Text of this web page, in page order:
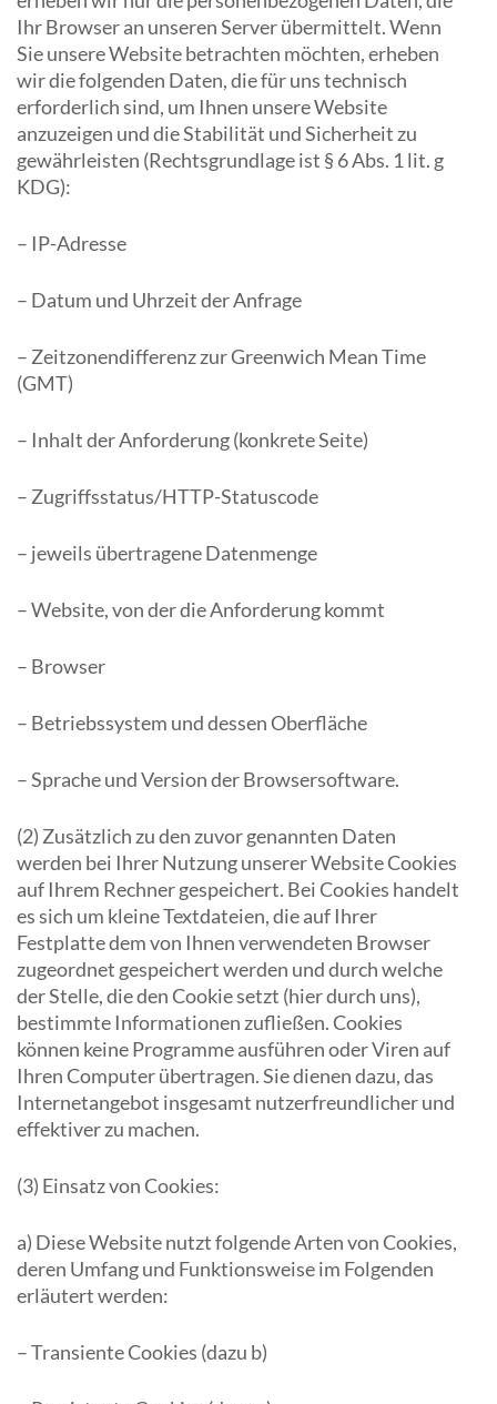
Ihr Browser an unseren Server übermittelt. Wenn
Sie unsere Website betrachten möchten, erheben
wir die folgenden Daten, die für uns technisch
erforderlich sind, um Ihnen unsere Website
anzuzeigen und die Stabilität und Sicherheit zu
gewährleisten (Rechtsgrundlage ist § 6 Abs. 1 lit. g
KDG):
– IP-Adresse
– Datum und Uhrzeit der Anfrage
– Zeitzonendifferenz zur Greenwich Mean Time
(GMT)
– Inhalt der Anforderung (konkrete Seite)
– Zugriffsstatus/HTTP-Statuscode
– jeweils übertragene Datenmenge
– Website, von der die Anforderung kommt
– Browser
– Betriebssystem und dessen Oberfläche
– Sprache und Version der Browsersoftware.
(2) Zusätzlich zu den zuvor genannten Daten
werden bei Ihrer Nutzung unserer Website Cookies
auf Ihrem Rechner gespeichert. Bei Cookies handelt
es sich um kleine Textdateien, die auf Ihrer
Festplatte dem von Ihnen verwendeten Browser
zugeordnet gespeichert werden und durch welche
der Stelle, die den Cookie setzt (hier durch uns),
bestimmte Informationen zufließen. Cookies
können keine Programme ausführen oder Viren auf
Ihren Computer übertragen. Sie dienen dazu, das
Internetangebot insgesamt nutzerfreundlicher und
effektiver zu machen.
(3) Einsatz von Cookies:
a) Diese Website nutzt folgende Arten von Cookies,
deren Umfang und Funktionsweise im Folgenden
erläutert werden:
– Transiente Cookies (dazu b)